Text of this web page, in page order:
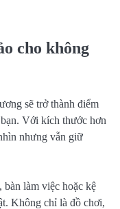
cho không
sẽ trở thành điểm
Với kích thước hơn
nhưng vẫn giữ
bàn làm việc hoặc kệ
Không chỉ là đồ chơi,